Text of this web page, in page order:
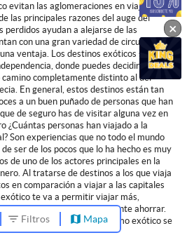
evitan las aglomeraciones en viajes a
las principales razones del auge del
ayudan a alejarse de las
con una gran variedad de circuitos ni
ventaja. Los destinos exóticos son
donde puedes decidir tu
completamente distinto al del
En general, estos destinos están tan
a un buen puñado de personas que han
de seguro has de visitar alguna vez en
¿Cuántas personas han viajado a la
Son experiencias que no todo el mundo
ser de los pocos que lo ha hecho es muy
de uno de los actores principales en la
Al tratarse de destinos a los que viaja
en comparación a viajar a las capitales
te va a permitir viajar más,
más recuerdos o simplemente ahorrar.
de por qué el turismo exótico se
Filtros Mapa
×